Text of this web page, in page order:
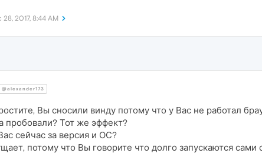
28, 2017, 8:44 AM
@alexander173
Вы сносили винду потому что у Вас не работал
пробовали? Тот же эффект?
сейчас за версия и ОС?
потому что Вы говорите что долго запускаются